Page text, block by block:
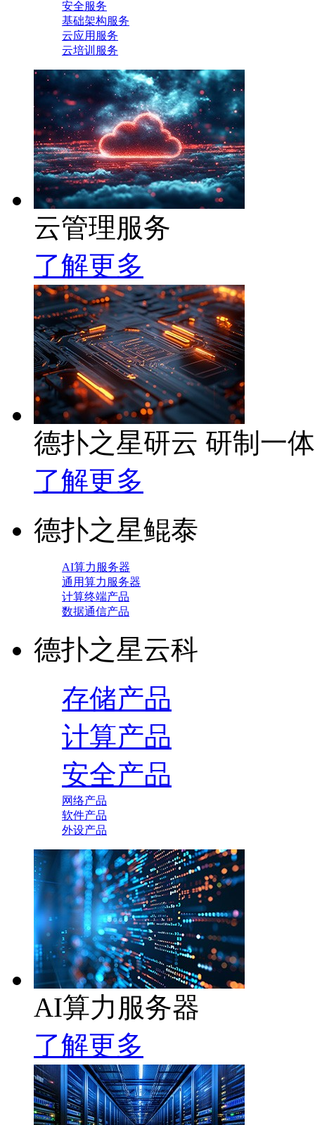
安全服务
基础架构服务
云应用服务
云培训服务
云管理服务
了解更多
德扑之星研云 研制一
了解更多
德扑之星鲲泰
AI算力服务器
通用算力服务器
计算终端产品
数据通信产品
德扑之星云科
存储产品
计算产品
安全产品
网络产品
软件产品
外设产品
AI算力服务器
了解更多